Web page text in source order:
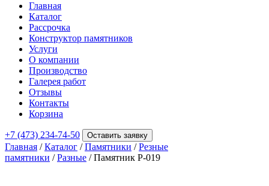
Главная
Каталог
Рассрочка
Конструктор памятников
Услуги
О компании
Производство
Галерея работ
Отзывы
Контакты
Корзина
+7 (473) 234-74-50 Оставить заявку
Главная /Каталог /Памятники /Резные
памятники /Разные / Памятник Р-019